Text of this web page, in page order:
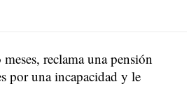
reclama una pensión
por una incapacidad y le